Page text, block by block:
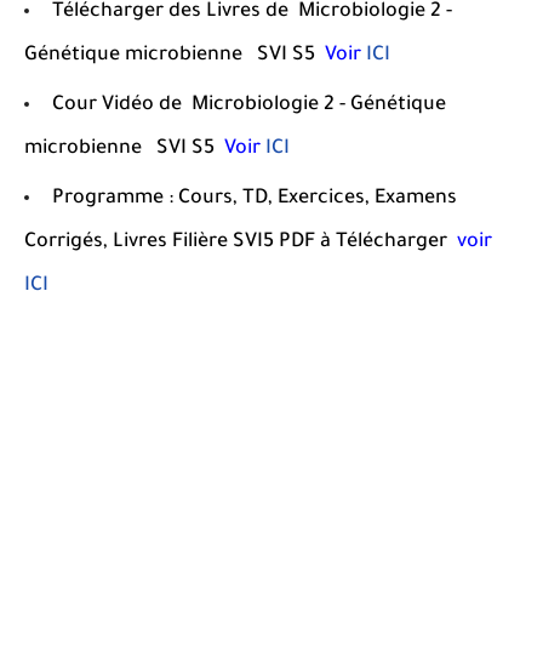
Télécharger des Livres de Microbiologie 2 -
Génétique microbienne
SVI S5 Voir ICI
Cour Vidéo de Microbiologie 2 - Génétique
microbienne
SVI S5 Voir ICI
Programme : Cours, TD, Exercices, Examens
Corrigés, Livres Filière SVI5 PDF à Télécharger voir
ICI